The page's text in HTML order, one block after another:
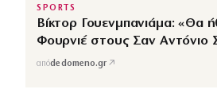
SPORTS
Βίκτορ Γουενμπανιάμα: «Θα
Φουρνιέ στους Σαν Αντόνιο
απόdedomeno.gr ↗